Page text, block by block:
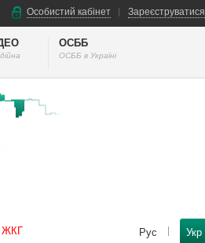
Особистий кабінет Зареєструватися
ОСББ
ОСББ в Україні
ЖКГ Рус Укр